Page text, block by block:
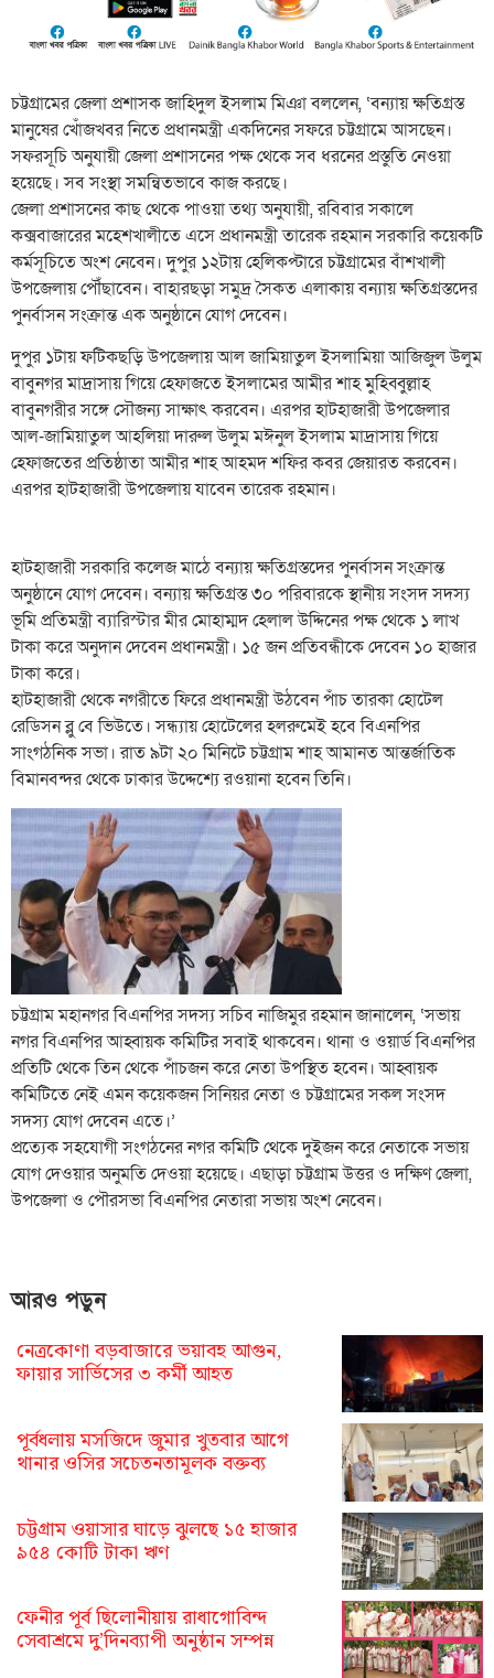
চট্টগ্রামের জেলা প্রশাসক জাহিদুল ইসলাম মিঞা বললেন, ‘বন্যায় ক্ষতিগ্রস্ত
মানুষের খোঁজখবর নিতে প্রধানমন্ত্রী একদিনের সফরে চট্টগ্রামে আসছেন।
সফরসূচি অনুযায়ী জেলা প্রশাসনের পক্ষ থেকে সব ধরনের প্রস্তুতি নেওয়া
হয়েছে। সব সংস্থা সমন্বিতভাবে কাজ করছে।
জেলা প্রশাসনের কাছ থেকে পাওয়া তথ্য অনুযায়ী, রবিবার সকালে
কক্সবাজারের মহেশখালীতে এসে প্রধানমন্ত্রী তারেক রহমান সরকারি কয়েকটি
কর্মসূচিতে অংশ নেবেন। দুপুর ১২টায় হেলিকপ্টারে চট্টগ্রামের বাঁশখালী
উপজেলায় পৌঁছাবেন। বাহারছড়া সমুদ্র সৈকত এলাকায় বন্যায় ক্ষতিগ্রস্তদের
পুনর্বাসন সংক্রান্ত এক অনুষ্ঠানে যোগ দেবেন।
দুপুর ১টায় ফটিকছড়ি উপজেলায় আল জামিয়াতুল ইসলামিয়া আজিজুল উলুম
বাবুনগর মাদ্রাসায় গিয়ে হেফাজতে ইসলামের আমীর শাহ মুহিব্বুল্লাহ
বাবুনগরীর সঙ্গে সৌজন্য সাক্ষাৎ করবেন। এরপর হাটহাজারী উপজেলার
আল-জামিয়াতুল আহলিয়া দারুল উলুম মঈনুল ইসলাম মাদ্রাসায় গিয়ে
হেফাজতের প্রতিষ্ঠাতা আমীর শাহ আহমদ শফির কবর জেয়ারত করবেন।
এরপর হাটহাজারী উপজেলায় যাবেন তারেক রহমান।
হাটহাজারী সরকারি কলেজ মাঠে বন্যায় ক্ষতিগ্রস্তদের পুনর্বাসন সংক্রান্ত
অনুষ্ঠানে যোগ দেবেন। বন্যায় ক্ষতিগ্রস্ত ৩০ পরিবারকে স্থানীয় সংসদ সদস্য
ভূমি প্রতিমন্ত্রী ব্যারিস্টার মীর মোহাম্মদ হেলাল উদ্দিনের পক্ষ থেকে ১ লাখ
টাকা করে অনুদান দেবেন প্রধানমন্ত্রী। ১৫ জন প্রতিবন্ধীকে দেবেন ১০ হাজার
টাকা করে।
হাটহাজারী থেকে নগরীতে ফিরে প্রধানমন্ত্রী উঠবেন পাঁচ তারকা হোটেল
রেডিসন ব্লু বে ভিউতে। সন্ধ্যায় হোটেলের হলরুমেই হবে বিএনপির
সাংগঠনিক সভা। রাত ৯টা ২০ মিনিটে চট্টগ্রাম শাহ আমানত আন্তর্জাতিক
বিমানবন্দর থেকে ঢাকার উদ্দেশ্যে রওয়ানা হবেন তিনি।
চট্টগ্রাম মহানগর বিএনপির সদস্য সচিব নাজিমুর রহমান জানালেন, ‘সভায়
নগর বিএনপির আহ্বায়ক কমিটির সবাই থাকবেন। থানা ও ওয়ার্ড বিএনপির
প্রতিটি থেকে তিন থেকে পাঁচজন করে নেতা উপস্থিত হবেন। আহ্বায়ক
কমিটিতে নেই এমন কয়েকজন সিনিয়র নেতা ও চট্টগ্রামের সকল সংসদ
সদস্য যোগ দেবেন এতে।’
প্রত্যেক সহযোগী সংগঠনের নগর কমিটি থেকে দুইজন করে নেতাকে সভায়
যোগ দেওয়ার অনুমতি দেওয়া হয়েছে। এছাড়া চট্টগ্রাম উত্তর ও দক্ষিণ জেলা,
উপজেলা ও পৌরসভা বিএনপির নেতারা সভায় অংশ নেবেন।
আরও পড়ুন
নেত্রকোণা বড়বাজারে ভয়াবহ আগুন,
ফায়ার সার্ভিসের ৩ কর্মী আহত
পূর্বধলায় মসজিদে জুমার খুতবার আগে
থানার ওসির সচেতনতামূলক বক্তব্য
চট্টগ্রাম ওয়াসার ঘাড়ে ঝুলছে ১৫ হাজার
৯৫৪ কোটি টাকা ঋণ
ফেনীর পূর্ব ছিলোনীয়ায় রাধাগোবিন্দ
সেবাশ্রমে দু’দিনব্যাপী অনুষ্ঠান সম্পন্ন